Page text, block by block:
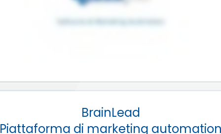
BrainLead
Piattaforma di marketing